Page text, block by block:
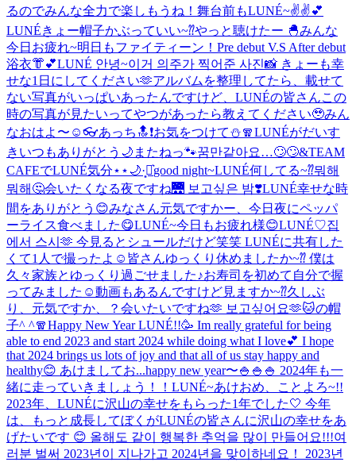
るのでみんな全力で楽しもうね！ 舞台前もLUNÉ~✌️✌️💕
LUNÉきょー帽子かぶっていい~⁇やっと聴けたー 🐣みんな
今日お疲れ~明日もファイティーン！ Pre debut V.S After debut
浴衣👘︎💕︎LUNÉ 안녕~이거 의주가 찍어준 사진📸 きょーも幸
せな1日にしてください🫶アルバムを整理してたら、載せて
ない写真がいっぱいあったんですけど、LUNÉの皆さんこの
時の写真が見たいってやつがあったら教えてください🥹みん
なおはよ〜☺️👓あっち🔝❗️お気をつけて⛄️🧣LUNÉがだいす
き いつもありがとう🌙 またねっ🐾꿈만같아요…🙄🙄&TEAM
CAFEでLUNÉ気分⋆⋆🌙·̩͙‪⋆͛good night~LUNÉ何してる~⁇뭐해
뭐해🤔会いたくなる夜ですね🌉 보고싶은 밤❣️LUNÉ幸せな時
間をありがとう😊みなさん元気ですかー、今日夜にペッパ
ーライス食べました😋LUNÉ~今日もお疲れ様😊LUNÉ♡집
에서 스시🫶 今見るとシュールだけど笑笑 LUNÉに共有した
くて1人で撮ったよ☺️ 皆さんゆっくり休めましたか~⁇ 僕は
久々家族とゆっくり過ごせました♪お寿司を初めて自分で握
ってみました☺️動画もあるんですけど見ますか~⁇久しぶ
り、元気ですか、？会いたいですね🫶 보고싶어요🫶🐱の帽
子^ ^🧣Happy New Year LUNÉ!!🥳 Im really grateful for being
able to end 2023 and start 2024 while doing what I love💕 I hope
that 2024 brings us lots of joy and that all of us stay happy and
healthy😊 あけましてお...happy new year〜🍚🍚🍚 2024年も一
緒に走っていきましょう！！ LUNÉ~あけおめ、ことよろ~!!
2023年、LUNÉに沢山の幸せをもらった1年でした🤍 今年
は、もっと成長してぼくがLUNÉの皆さんに沢山の幸せをあ
げたいです 😊 올해도 같이 행복한 추억을 많이 만들어요!!!여
러분 벌써 2023년이 지나가고 2024년을 맞이하네요！ 2023년